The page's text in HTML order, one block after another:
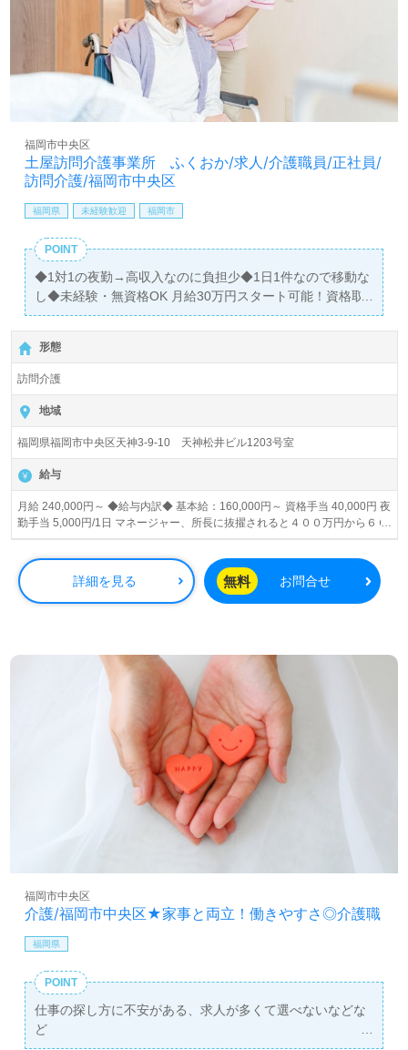
土屋訪問介護事業所 ふくおか/求人/介護職員/正社員/
訪問介護/福岡市中央区
福岡市中央区
福岡県 未経験歓迎 福岡市
POINT
◆1対1の夜勤→高収入なのに負担少◆1日1件なので移動な
し◆未経験・無資格OK 月給30万円スタート可能！資格取
得支援制度により2日間で資格取得→勤務スタート
形態
訪問介護
地域
福岡県福岡市中央区天神3-9-10 天神松井ビル1203号室
給与
月給 240,000円～ ◆給与内訳◆ 基本給：160,000円～ 資格手当 40,000円 夜
勤手当 5,000円/1日 マネージャー、所長に抜擢されると４００万円から６０
０万円の年収となります！！！
詳細を見る 無料 お問合せ
介護/福岡市中央区★家事と両立！働きやすさ◎介護職
福岡市中央区
福岡県
POINT
仕事の探し方に不安がある、求人が多くて選べないなどな
ど